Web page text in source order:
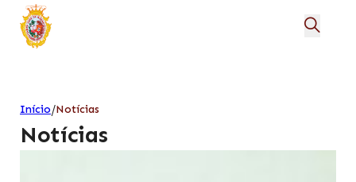
Início/Notícias
Notícias